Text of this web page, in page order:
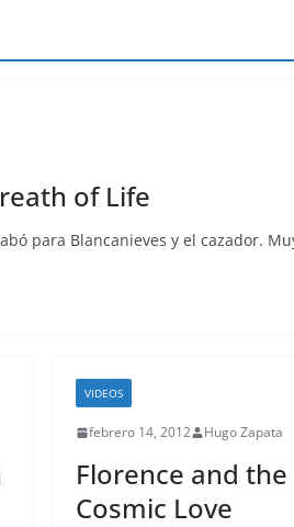
of Life
para Blancanieves y el cazador.
VIDEOS
febrero 14, 2012 Hugo Zapata
Florence and
Cosmic Love